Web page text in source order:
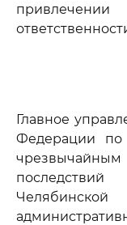
Главное
Федерации по